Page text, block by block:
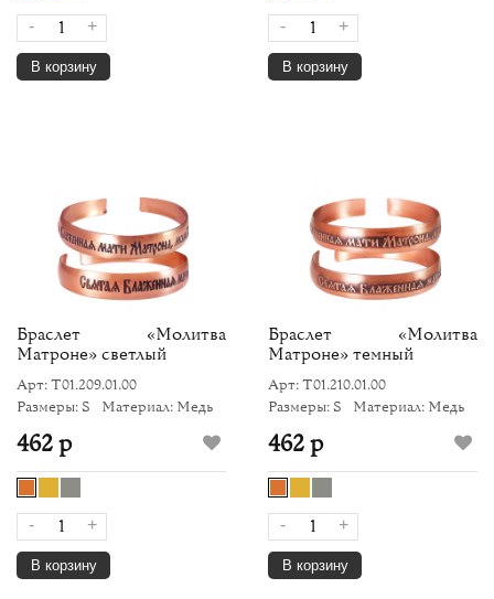
- +
В корзину
- +
В корзину
Браслет «Молитва
Матроне» светлый
Арт: Т01.209.01.00
Размеры: S
Материал: Медь
462 р
- +
В корзину
Браслет «Молитва
Матроне» темный
Арт: Т01.210.01.00
Размеры: S
Материал: Медь
462 р
- +
В корзину